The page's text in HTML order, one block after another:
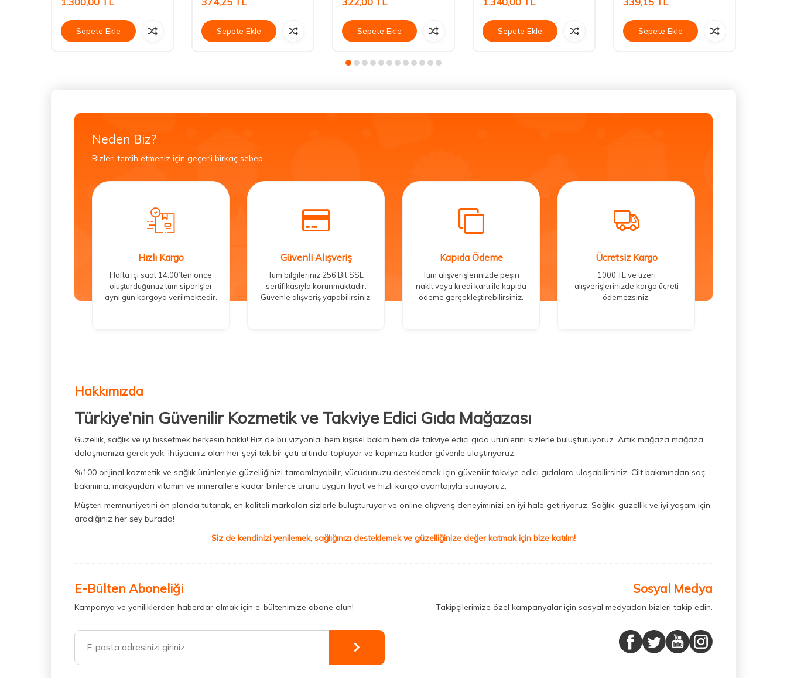
Sepete Ekle Sepete Ekle Sepete Ekle Sepete Ekle Sepete Ekle
Neden Biz?
Bizleri tercih etmeniz için geçerli birkaç sebep.
Hızlı Kargo
Hafta içi saat 14:00’ten önce
oluşturduğunuz tüm siparişler
aynı gün kargoya verilmektedir.
Güvenli Alışveriş
Tüm bilgileriniz 256 Bit SSL
sertifikasıyla korunmaktadır.
Güvenle alışveriş yapabilirsiniz.
Kapıda Ödeme
Tüm alışverişlerinizde peşin
nakit veya kredi kartı ile kapıda
ödeme gerçekleştirebilirsiniz.
Ücretsiz Kargo
1000 TL ve üzeri
alışverişlerinizde kargo ücreti
ödemezsiniz.
Hakkımızda
Türkiye’nin Güvenilir Kozmetik ve Takviye Edici Gıda Mağazası
Güzellik, sağlık ve iyi hissetmek herkesin hakkı! Biz de bu vizyonla, hem kişisel bakım hem de takviye edici gıda ürünlerini sizlerle buluşturuyoruz. Artık mağaza mağaza
dolaşmanıza gerek yok; ihtiyacınız olan her şeyi tek bir çatı altında topluyor ve kapınıza kadar güvenle ulaştırıyoruz.
%100 orijinal kozmetik ve sağlık ürünleriyle güzelliğinizi tamamlayabilir, vücudunuzu desteklemek için güvenilir takviye edici gıdalara ulaşabilirsiniz. Cilt bakımından saç
bakımına, makyajdan vitamin ve minerallere kadar binlerce ürünü uygun fiyat ve hızlı kargo avantajıyla sunuyoruz.
Müşteri memnuniyetini ön planda tutarak, en kaliteli markaları sizlerle buluşturuyor ve online alışveriş deneyiminizi en iyi hale getiriyoruz. Sağlık, güzellik ve iyi yaşam için
aradığınız her şey burada!
Siz de kendinizi yenilemek, sağlığınızı desteklemek ve güzelliğinize değer katmak için bize katılın!
E-Bülten Aboneliği
Kampanya ve yeniliklerden haberdar olmak için e-bültenimize abone olun!
Sosyal Medya
Takipçilerimize özel kampanyalar için sosyal medyadan bizleri takip edin.